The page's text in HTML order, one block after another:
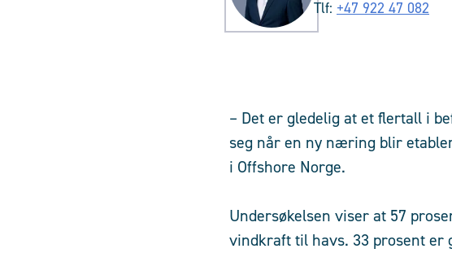
Tlf: +47 922 47 082
– Det er gledelig at et flertall i
seg når en ny næring blir
i Offshore Norge.
Undersøkelsen viser at 57
vindkraft til havs. 33 prosent er